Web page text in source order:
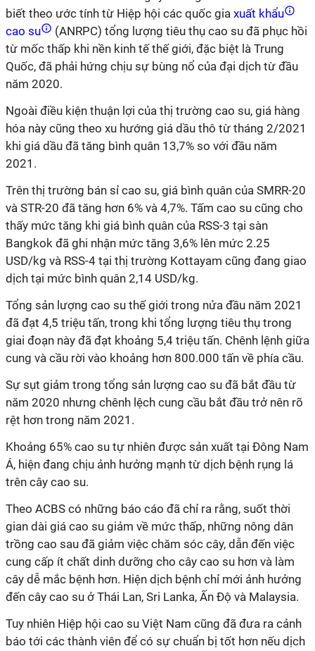
biết theo ước tính từ Hiệp hội các quốc gia xuất khẩu
cao su
(ANRPC) tổng lượng tiêu thụ cao su đã phục hồi
từ mốc thấp khi nền kinh tế thế giới, đặc biệt là Trung
Quốc, đã phải hứng chịu sự bùng nổ của đại dịch từ đầu
năm 2020.
Ngoài điều kiện thuận lợi của thị trường cao su, giá hàng
hóa này cũng theo xu hướng giá dầu thô từ tháng 2/2021
khi giá dầu đã tăng bình quân 13,7% so với đầu năm
2021.
Trên thị trường bán sỉ cao su, giá bình quân của SMRR-20
và STR-20 đã tăng hơn 6% và 4,7%. Tấm cao su cũng cho
thấy mức tăng khi giá bình quân của RSS-3 tại sàn
Bangkok đã ghi nhận mức tăng 3,6% lên mức 2.25
USD/kg và RSS-4 tại thị trường Kottayam cũng đang giao
dịch tại mức bình quân 2,14 USD/kg.
Tổng sản lượng cao su thế giới trong nửa đầu năm 2021
đã đạt 4,5 triệu tấn, trong khi tổng lượng tiêu thụ trong
giai đoạn này đã đạt khoảng 5,4 triệu tấn. Chênh lệnh giữa
cung và cầu rời vào khoảng hơn 800.000 tấn về phía cầu.
Sự sụt giảm trong tổng sản lượng cao su đã bắt đầu từ
năm 2020 nhưng chênh lệch cung cầu bắt đầu trở nên rõ
rệt hơn trong năm 2021.
Khoảng 65% cao su tự nhiên được sản xuất tại Đông Nam
Á, hiện đang chịu ảnh hưởng mạnh từ dịch bệnh rụng lá
trên cây cao su.
Theo ACBS có những báo cáo đã chỉ ra rằng, suốt thời
gian dài giá cao su giảm về mức thấp, những nông dân
trồng cao sau đã giảm việc chăm sóc cây, dẫn đến việc
cung cấp ít chất dinh dưỡng cho cây cao su hơn và làm
cây dễ mắc bệnh hơn. Hiện dịch bệnh chỉ mới ảnh hưởng
đến cây cao su ở Thái Lan, Sri Lanka, Ấn Độ và Malaysia.
Tuy nhiên Hiệp hội cao su Việt Nam cũng đã đưa ra cảnh
báo tới các thành viên để có sự chuẩn bị tốt hơn nếu dịch